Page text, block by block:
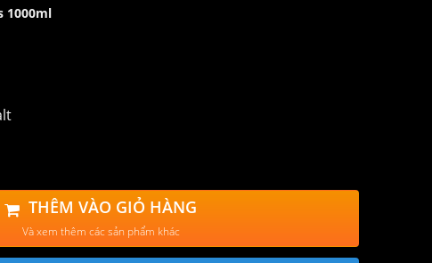
1000ml
THÊM VÀO GIỎ HÀNG
Và xem thêm các sản phẩm khác